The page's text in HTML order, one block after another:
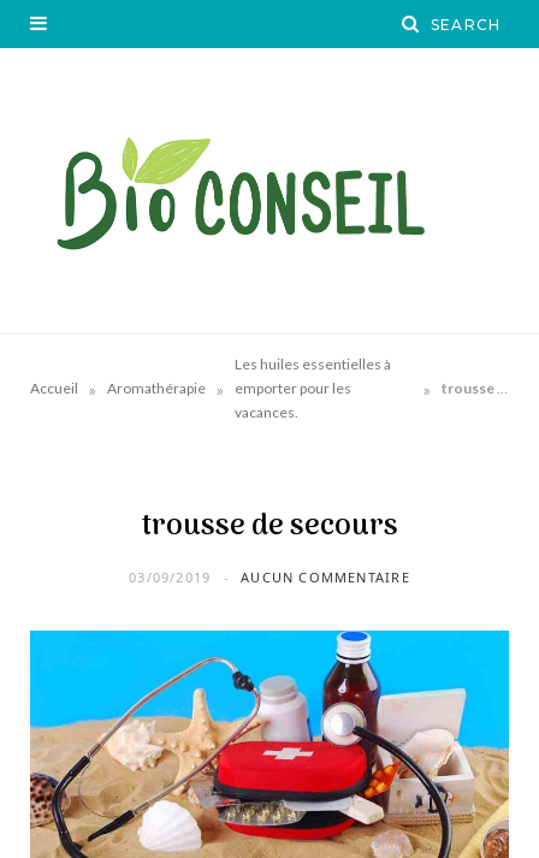
Accueil » Aromathérapie »
Les huiles essentielles à
emporter pour les
vacances.
» trousse de secours
trousse de secours
03/09/2019 AUCUN COMMENTAIRE